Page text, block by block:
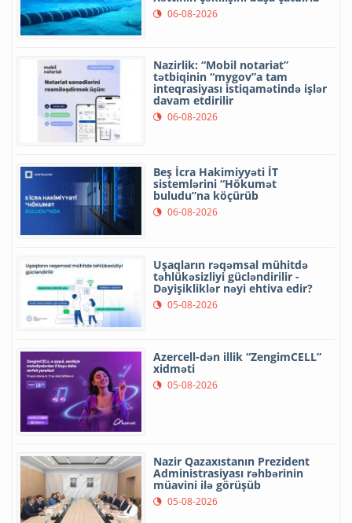
06-08-2026
Nazirlik: “Mobil notariat”
tətbiqinin “mygov”a tam
inteqrasiyası istiqamətində işlər
davam etdirilir
06-08-2026
Beş İcra Hakimiyyəti İT
sistemlərini “Hökumət
buludu”na köçürüb
06-08-2026
Uşaqların rəqəmsal mühitdə
təhlükəsizliyi gücləndirilir -
Dəyişikliklər nəyi ehtiva edir?
05-08-2026
Azercell-dən illik “ZengimCELL”
xidməti
05-08-2026
Nazir Qazaxıstanın Prezident
Administrasiyası rəhbərinin
müavini ilə görüşüb
05-08-2026